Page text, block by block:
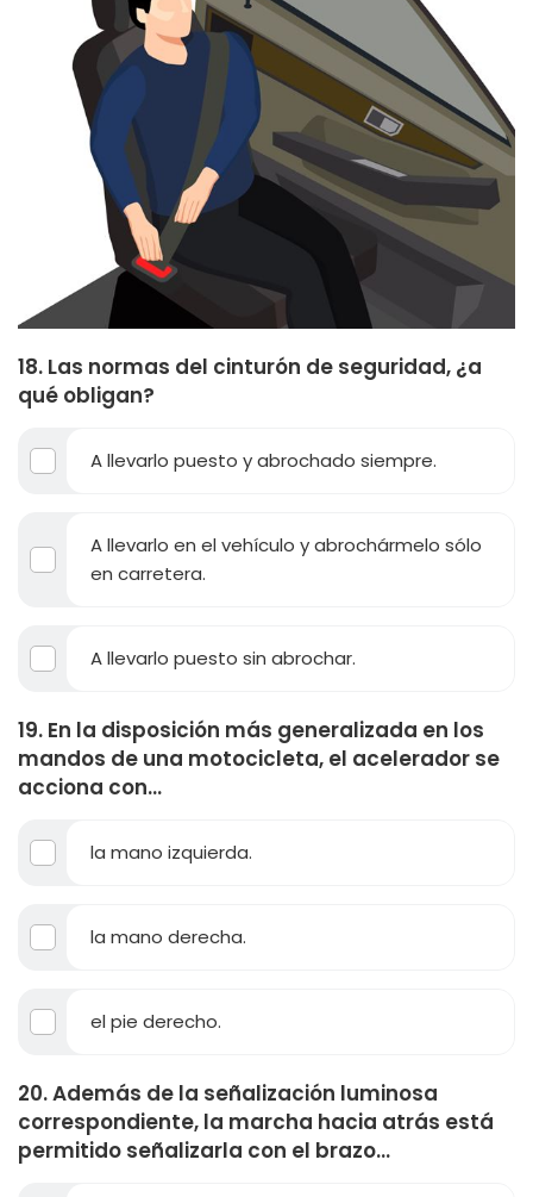
18. Las normas del cinturón de seguridad, ¿a
qué obligan?
A llevarlo puesto y abrochado siempre.
A llevarlo en el vehículo y abrochármelo sólo
en carretera.
A llevarlo puesto sin abrochar.
19. En la disposición más generalizada en los
mandos de una motocicleta, el acelerador se
acciona con...
la mano izquierda.
la mano derecha.
el pie derecho.
20. Además de la señalización luminosa
correspondiente, la marcha hacia atrás está
permitido señalizarla con el brazo...